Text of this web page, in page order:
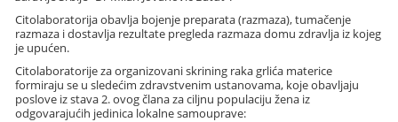
Citolaboratorija obavlja bojenje preparata (razmaza), tumačenje
razmaza i dostavlja rezultate pregleda razmaza domu zdravlja iz kojeg
je upućen.
Citolaboratorije za organizovani skrining raka grlića materice
formiraju se u sledećim zdravstvenim ustanovama, koje obavljaju
poslove iz stava 2. ovog člana za ciljnu populaciju žena iz
odgovarajućih jedinica lokalne samouprave: